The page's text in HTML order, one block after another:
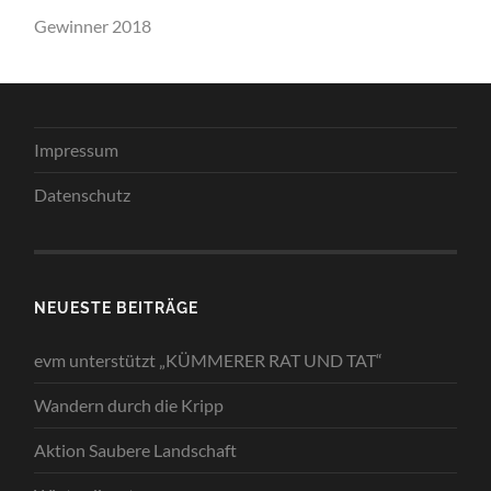
Gewinner 2018
Impressum
Datenschutz
NEUESTE BEITRÄGE
evm unterstützt „KÜMMERER RAT UND TAT“
Wandern durch die Kripp
Aktion Saubere Landschaft